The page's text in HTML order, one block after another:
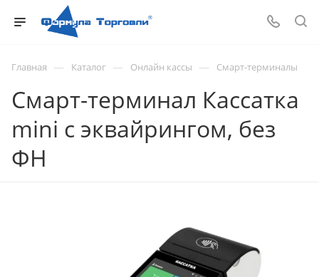
Главная — Каталог — Онлайн кассы — Смарт-терминалы
Смарт-терминал Кассатка
mini с эквайрингом, без
ФН